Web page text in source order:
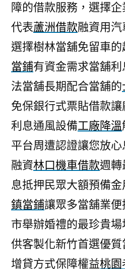
障的借款服務，選擇
代表蘆洲借款融資用
選擇樹林當舖免留車
當鋪有資金需求當舖
法當舖長期配合當舖的
免保銀行式票貼借款
利息通風設備工廠降溫
平台周遭認證讓您放
融資林口機車借款週轉
息抵押民眾大額預備
鎮當鋪讓眾多當舖業
市舉辦婚禮的最珍貴場
供客製化新竹首選優
增貸方式保障權益桃園